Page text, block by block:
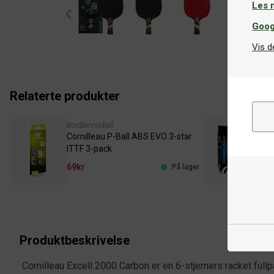
Les
Vis
Relaterte produkter
Bordtennisball
Cornilleau P-Ball ABS EVO 3-star
ITTF 3-pack
69kr
På lager
Produktbeskrivelse
Cornilleau Excell 2000 Carbon er en 6-stjerners racket